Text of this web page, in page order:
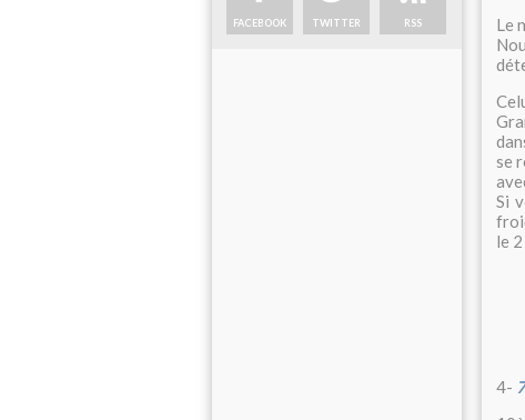
FACEBOOK TWITTER RSS
Le
se
Si
le
4-